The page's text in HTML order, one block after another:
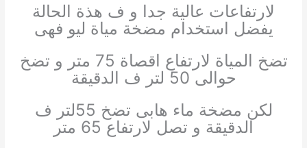
لارتفاعات عالية جدا و ف هذة الحالة
يفضل استخدام مضخة مياة ليو فهى
تضخ المياة لارتفاع اقصاة 75 متر و تضخ
حوالى 50 لتر ف الدقيقة
لكن مضخة ماء هابى تضخ 55لتر ف
الدقيقة و تصل لارتفاع 65 متر